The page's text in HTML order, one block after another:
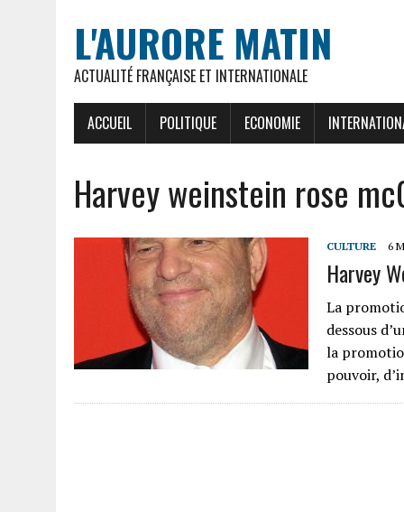
L'AURORE MATIN
ACTUALITÉ FRANÇAISE ET INTERNATIONALE
ACCUEIL POLITIQUE ECONOMIE
Harvey weinstein rose
CULTURE 6
Harvey
La
dessous
la
pouvoir,